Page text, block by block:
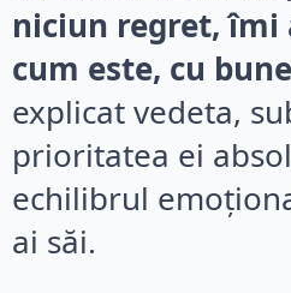
niciun regret, îmi
cum este, cu
explicat vedeta,
prioritatea ei
echilibrul
ai săi.